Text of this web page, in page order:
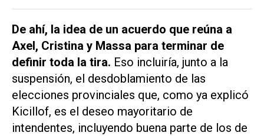
De ahí, la idea de un acuerdo que reúna a
Axel, Cristina y Massa para terminar de
definir toda la tira. Eso incluiría, junto a la
suspensión, el desdoblamiento de las
elecciones provinciales que, como ya explicó
Kicillof, es el deseo mayoritario de
intendentes, incluyendo buena parte de los de